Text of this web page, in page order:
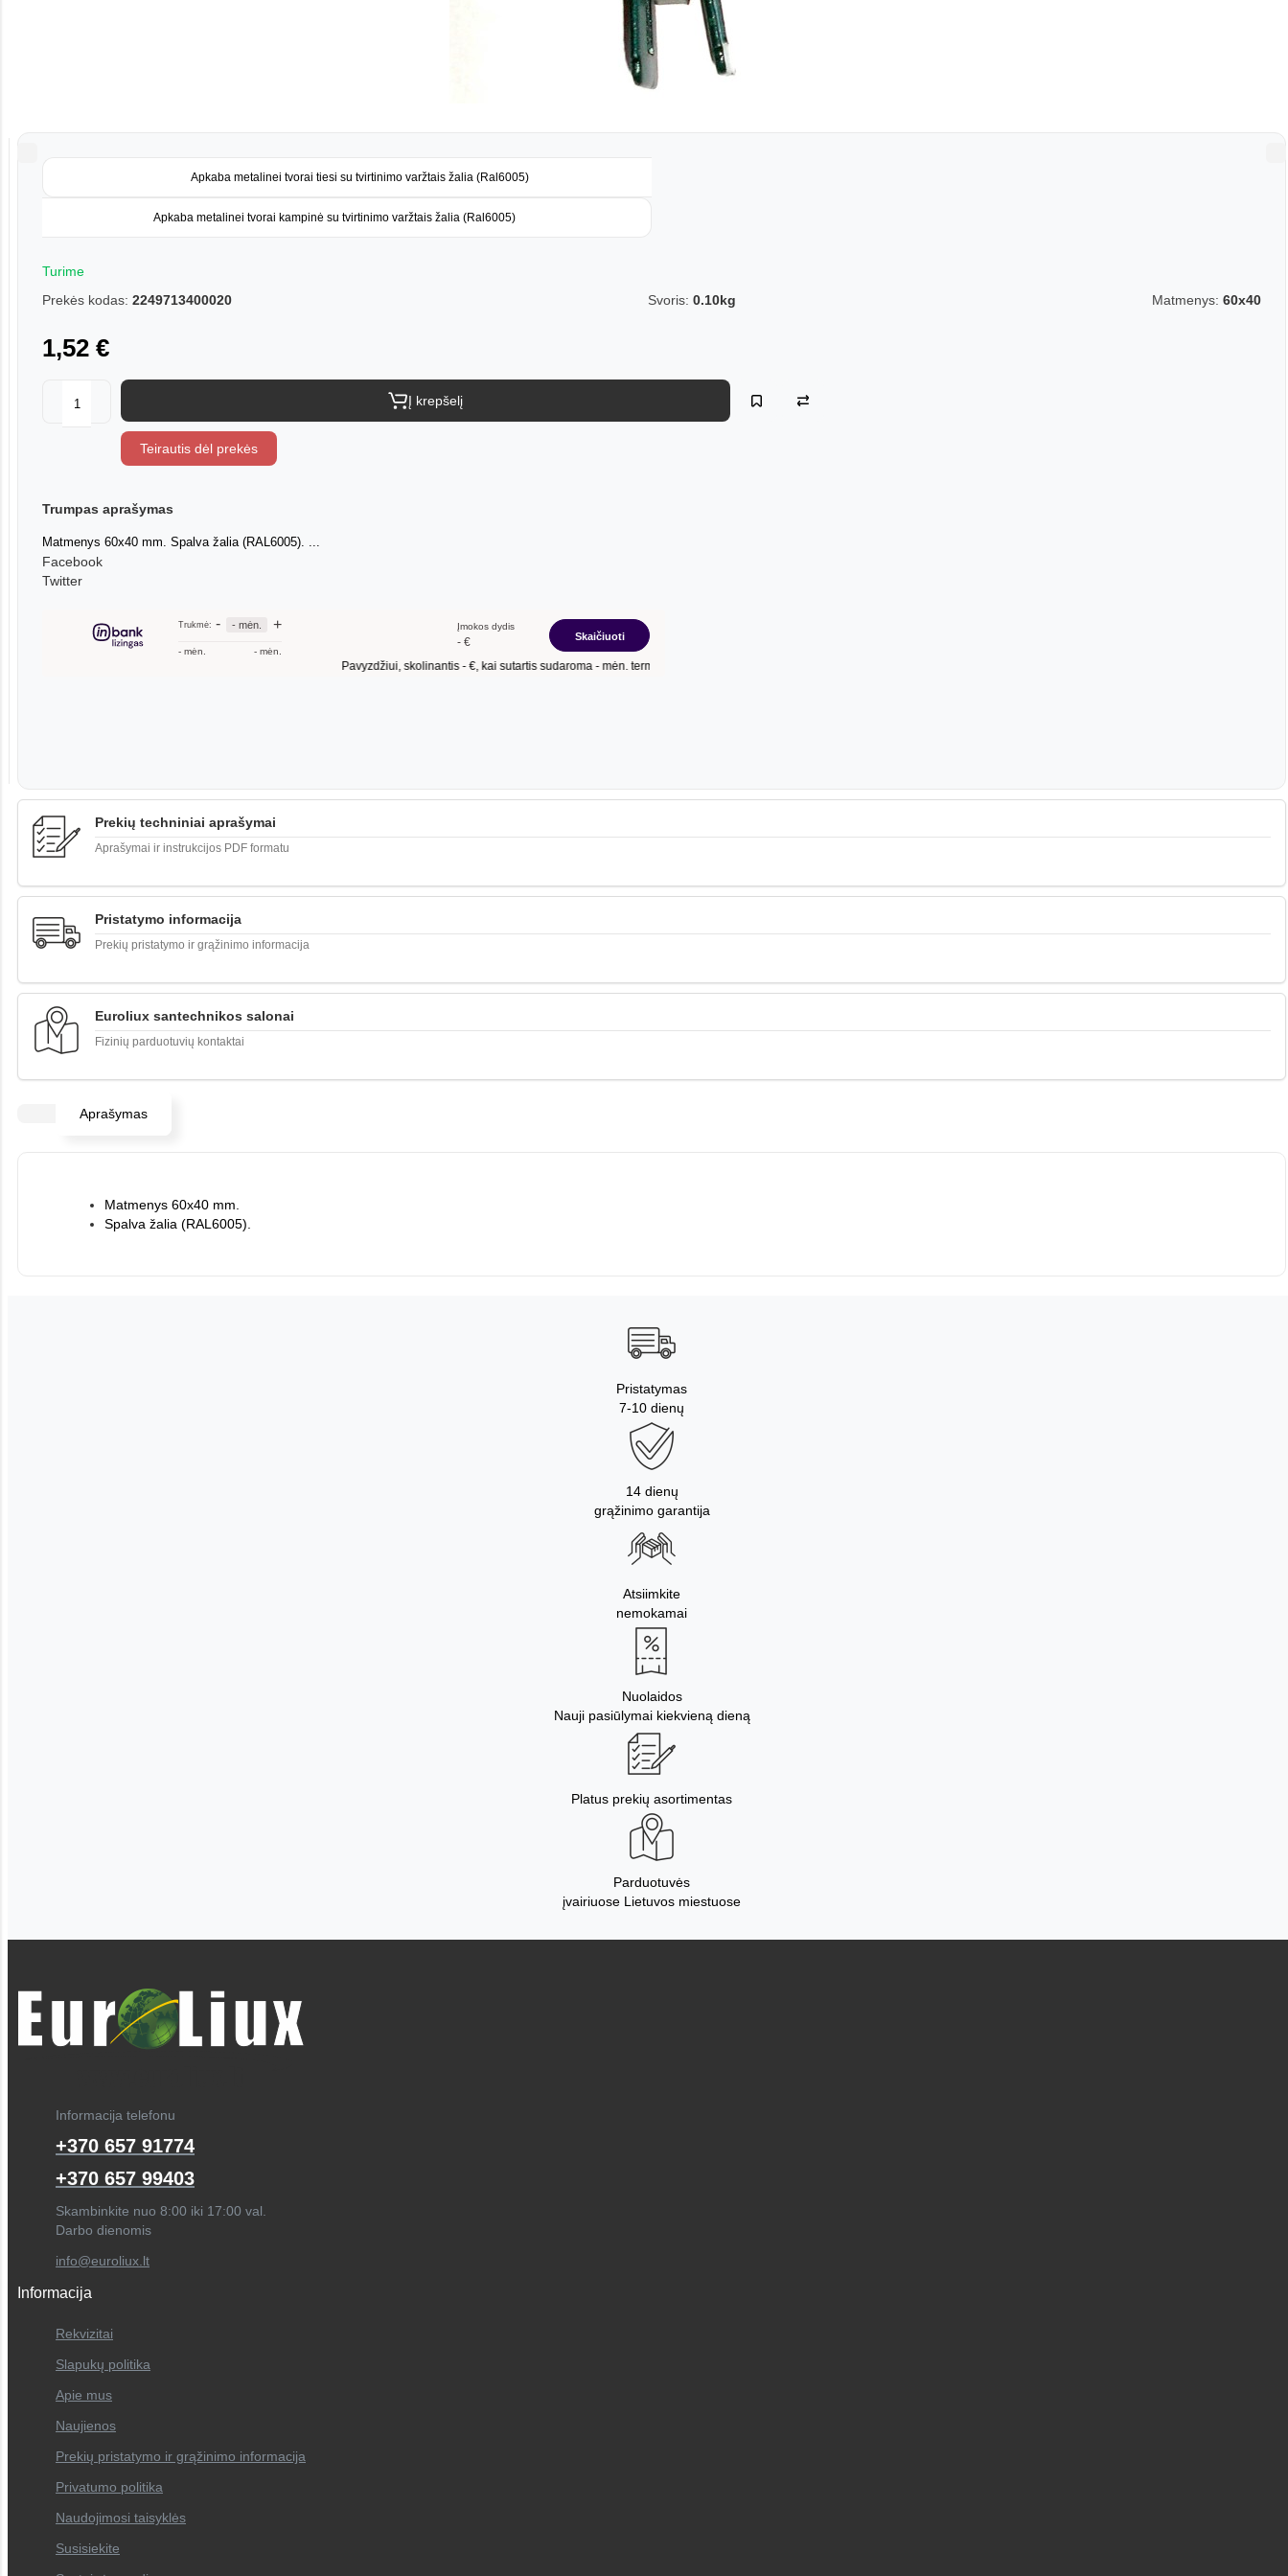
Apkaba metalinei tvorai tiesi su tvirtinimo varžtais žalia (Ral6005)
Apkaba metalinei tvorai kampinė su tvirtinimo varžtais žalia (Ral6005)
Turime
Prekės kodas: 2249713400020 Svoris: 0.10kg Matmenys: 60x40
1,52 €
Į krepšelį
Teirautis dėl prekės
Trumpas aprašymas
Matmenys 60x40 mm. Spalva žalia (RAL6005). ...
Facebook
Twitter
Prekių techniniai aprašymai
Aprašymai ir instrukcijos PDF formatu
Pristatymo informacija
Prekių pristatymo ir grąžinimo informacija
Euroliux santechnikos salonai
Fizinių parduotuvių kontaktai
Aprašymas
Matmenys 60x40 mm.
Spalva žalia (RAL6005).
Pristatymas
7-10 dienų
14 dienų
grąžinimo garantija
Atsiimkite
nemokamai
Nuolaidos
Nauji pasiūlymai kiekvieną dieną
Platus prekių asortimentas
Parduotuvės
įvairiuose Lietuvos miestuose
Informacija telefonu
+370 657 91774
+370 657 99403
Skambinkite nuo 8:00 iki 17:00 val.
Darbo dienomis
info@euroliux.lt
Informacija
Rekvizitai
Slapukų politika
Apie mus
Naujienos
Prekių pristatymo ir grąžinimo informacija
Privatumo politika
Naudojimosi taisyklės
Susisiekite